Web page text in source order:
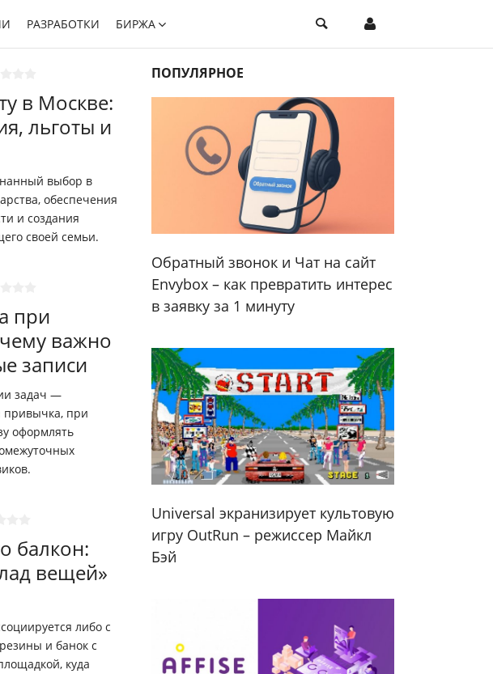
РАЗРАБОТКИ БИРЖА
в Москве:
льготы и
выбор в
обеспечения
и создания
своей семьи.
при
важно
записи
задач —
привычка, при
оформлять
балкон:
вещей»
либо с
и банок с
куда
ПОПУЛЯРНОЕ
Обратный звонок и Чат на сайт
Envybox – как превратить интерес
в заявку за 1 минуту
Universal экранизирует культовую
игру OutRun – режиссер Майкл
Бэй